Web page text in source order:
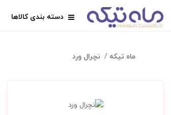
دسته بندی کالاها
ماه تیکه نچرال ورد